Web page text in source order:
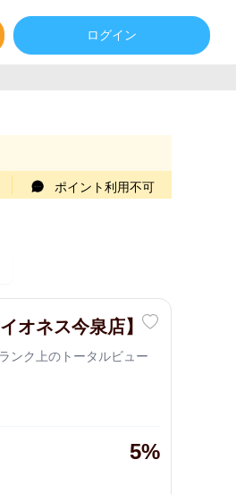
ログイン
ポイント利用不可
オネス今泉店】
ンク上のトータルビュー
5%